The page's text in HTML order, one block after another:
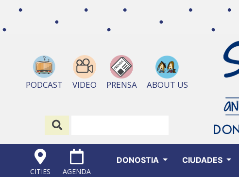
PODCAST VIDEO PRENSA ABOUT US
CITIES AGENDA
DONOSTIA CIUDADES